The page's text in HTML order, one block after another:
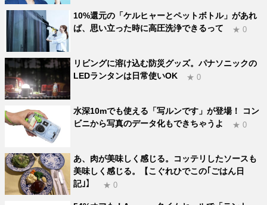
10%還元の「ケルヒャーとペットボトル」があれ
ば、思い立った時に高圧洗浄できるって
★ 0
リビングに溶け込む防災グッズ。パナソニックの
LEDランタンは日常使いOK
★ 0
水深10mでも使える「写ルンです」が登場！ コン
ビニから写真のデータ化もできちゃうよ
★ 0
あ、肉が美味しく感じる。コッテリしたソースも
美味しく感じる。【こぐれひでこの｢ごはん日
記｣】
★ 0